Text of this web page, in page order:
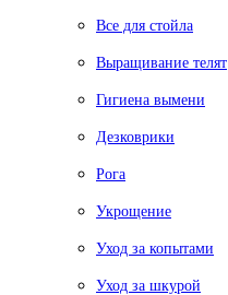
Все для стойла
Выращивание телят
Гигиена вымени
Дезковрики
Рога
Укрощение
Уход за копытами
Уход за шкурой